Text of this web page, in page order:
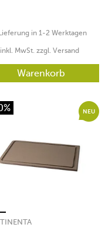
in 1-2 Werktagen
MwSt. zzgl. Versand
Warenkorb
NEU